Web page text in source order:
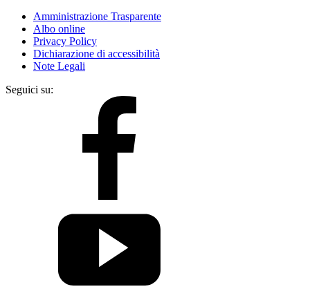
Amministrazione Trasparente
Albo online
Privacy Policy
Dichiarazione di accessibilità
Note Legali
Seguici su: